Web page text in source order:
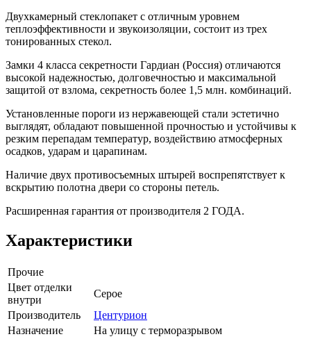
Двухкамерный стеклопакет с отличным уровнем
теплоэффективности и звукоизоляции, состоит из трех
тонированных стекол.
Замки 4 класса секретности Гардиан (Россия) отличаются
высокой надежностью, долговечностью и максимальной
защитой от взлома, cекретность более 1,5 млн. комбинаций.
Установленные пороги из нержавеющей стали эстетично
выглядят, обладают повышенной прочностью и устойчивы к
резким перепадам температур, воздействию атмосферных
осадков, ударам и царапинам.
Наличие двух противосъемных штырей воспрепятствует к
вскрытию полотна двери со стороны петель.
Расширенная гарантия от производителя 2 ГОДА.
Характеристики
Прочие
Цвет отделки
внутри
Серое
Производитель
Центурион
Назначение
На улицу с терморазрывом